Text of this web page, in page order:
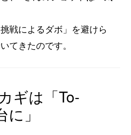
戦によるダボ」を避けら
てきたのです。
ギは「To-
」